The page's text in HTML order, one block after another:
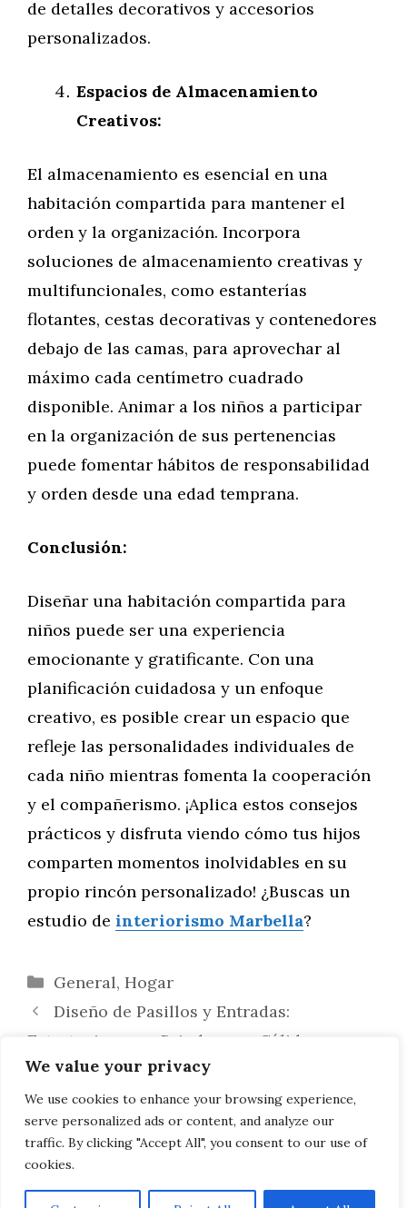
We value your privacy
We use cookies to enhance your browsing experience,
serve personalized ads or content, and analyze our
traffic. By clicking "Accept All", you consent to our use of
cookies.
de detalles decorativos y accesorios
personalizados.
Espacios de Almacenamiento
Creativos:
El almacenamiento es esencial en una
habitación compartida para mantener el
orden y la organización. Incorpora
soluciones de almacenamiento creativas y
multifuncionales, como estanterías
flotantes, cestas decorativas y contenedores
debajo de las camas, para aprovechar al
máximo cada centímetro cuadrado
disponible. Animar a los niños a participar
en la organización de sus pertenencias
puede fomentar hábitos de responsabilidad
y orden desde una edad temprana.
Conclusión:
Diseñar una habitación compartida para
niños puede ser una experiencia
emocionante y gratificante. Con una
planificación cuidadosa y un enfoque
creativo, es posible crear un espacio que
refleje las personalidades individuales de
cada niño mientras fomenta la cooperación
y el compañerismo. ¡Aplica estos consejos
prácticos y disfruta viendo cómo tus hijos
comparten momentos inolvidables en su
propio rincón personalizado! ¿Buscas un
estudio de interiorismo Marbella?
Categorías
General, Hogar
Diseño de Pasillos y Entradas:
Estrategias para Brindar una Cálida
Bienvenida
Nutrición y Hidratación para Tours en
Moto: Mantén tu Energía en la Carretera